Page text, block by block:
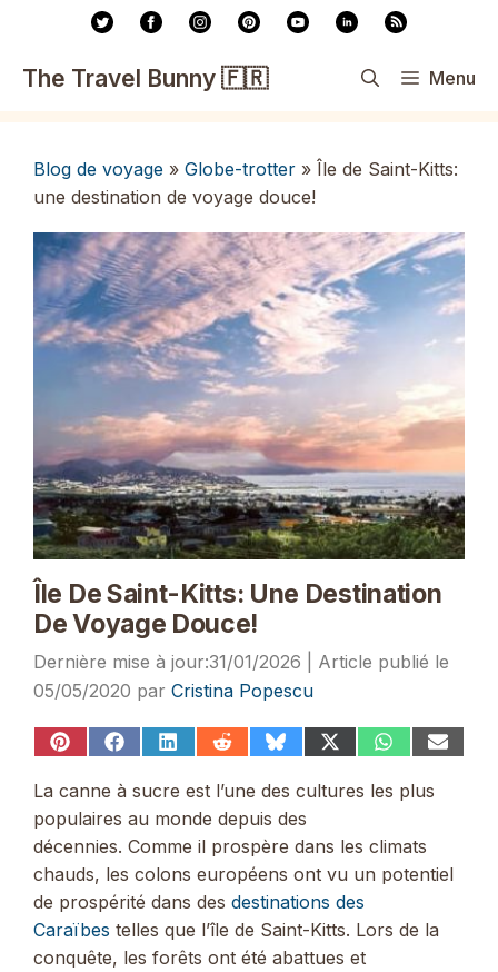
contenu
The Travel Bunny 🇫🇷 Menu
Blog de voyage » Globe-trotter » Île de Saint-Kitts:
une destination de voyage douce!
Île De Saint-Kitts: Une Destination
De Voyage Douce!
31/01/2026
05/05/2020 par Cristina Popescu
Share
Pinterest
Share
Facebook
Share
LinkedIn
Share
Reddit
Share
Bluesky
Share
(Twitter)
Share
WhatsApp
Share
La canne à sucre est l’une des cultures les plus
populaires au monde depuis des
décennies. Comme il prospère dans les climats
chauds, les colons européens ont vu un potentiel
de prospérité dans des destinations des
Caraïbes telles que l’île de Saint-Kitts. Lors de la
conquête, les forêts ont été abattues et